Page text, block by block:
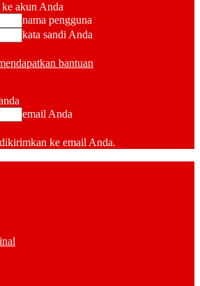
akun Anda
nama pengguna
kata sandi Anda
bantuan
email Anda
ke email Anda.